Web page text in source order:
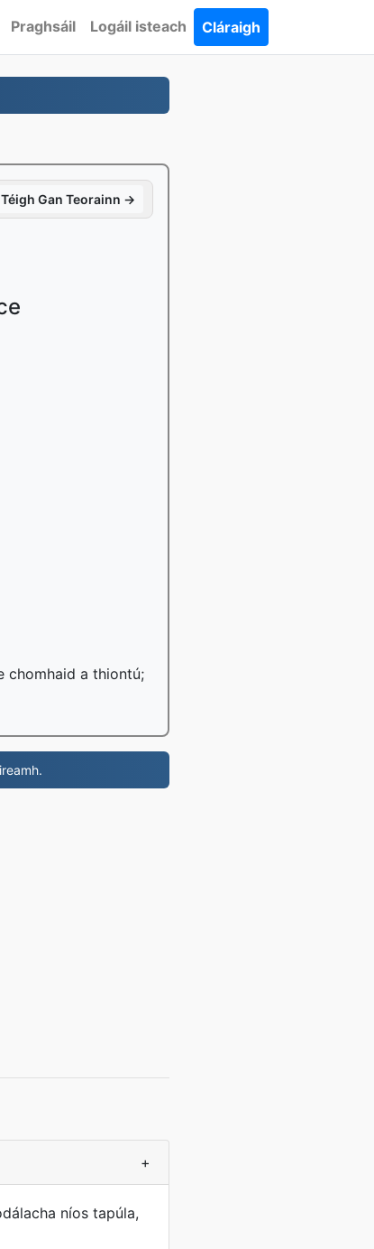
Praghsáil Logáil isteach Cláraigh
Téigh Gan Teorainn →
chomhaid a thiontú;
+
níos tapúla,